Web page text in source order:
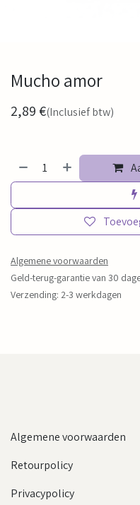
Mucho amor
2,89€(Inclusief btw)
Algemene voorwaarden
Geld-terug-garantie van 30
Verzending: 2-3 werkdagen
Algemene voorwaarden
Retourpolicy
Privacypolicy